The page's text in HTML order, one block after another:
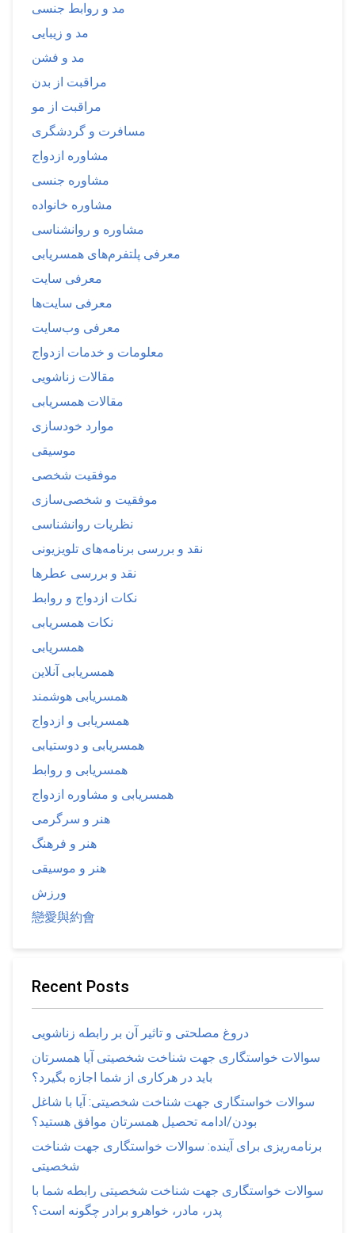
مد و روابط جنسی
مد و زیبایی
مد و فشن
مراقبت از بدن
مراقبت از مو
مسافرت و گردشگری
مشاوره ازدواج
مشاوره جنسی
مشاوره خانواده
مشاوره و روانشناسی
معرفی پلتفرم‌های همسریابی
معرفی سایت
معرفی سایت‌ها
معرفی وب‌سایت
معلومات و خدمات ازدواج
مقالات زناشویی
مقالات همسریابی
موارد خودسازی
موسیقی
موفقیت شخصی
موفقیت و شخصی‌سازی
نظریات روانشناسی
نقد و بررسی برنامه‌های تلویزیونی
نقد و بررسی عطرها
نکات ازدواج و روابط
نکات همسریابی
همسریابی
همسریابی آنلاین
همسریابی هوشمند
همسریابی و ازدواج
همسریابی و دوستیابی
همسریابی و روابط
همسریابی و مشاوره ازدواج
هنر و سرگرمی
هنر و فرهنگ
هنر و موسیقی
ورزش
戀愛與約會
Recent Posts
دروغ مصلحتی و تاثیر آن بر رابطه زناشویی
سوالات خواستگاری جهت شناخت شخصیتی آیا همسرتان
باید در هرکاری از شما اجازه بگیرد؟
سوالات خواستگاری جهت شناخت شخصیتی: آیا با شاغل
بودن/ادامه تحصیل همسرتان موافق هستید؟
برنامه‌ریزی برای آینده: سوالات خواستگاری جهت شناخت
شخصیتی
سوالات خواستگاری جهت شناخت شخصیتی رابطه شما با
پدر، مادر، خواهرو برادر چگونه است؟